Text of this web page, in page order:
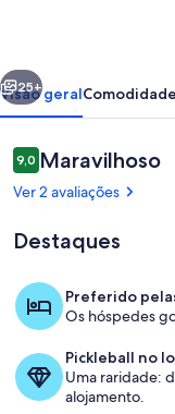
perto
de
todas
as
locais
de
lojas
restaurantes
Seguinte
25+
Visão geral
Avaliações
9,09,0 em 10
Maravilhoso
Ver 2 avaliações
Destaques
Preferido
Os hóspedes
Pickleball no
Uma raridade:
alojamento.